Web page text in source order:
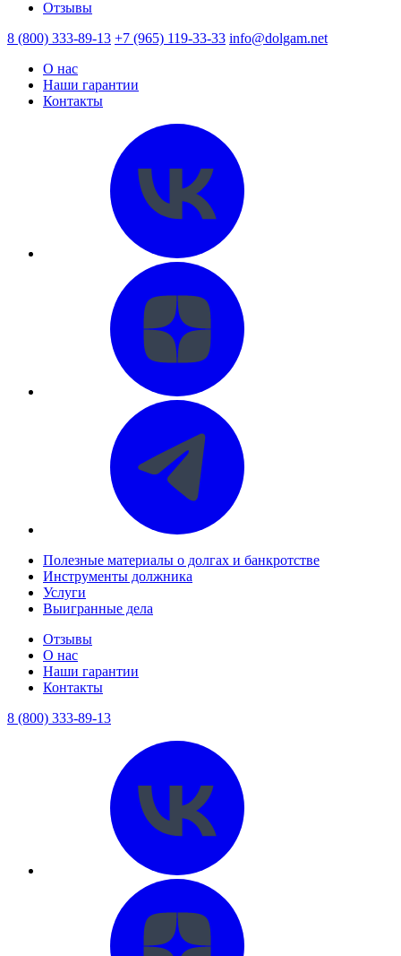
Отзывы
8 (800) 333-89-13 +7 (965) 119-33-33 info@dolgam.net
О нас
Наши гарантии
Контакты
Полезные материалы о долгах и банкротстве
Инструменты должника
Услуги
Выигранные дела
Отзывы
О нас
Наши гарантии
Контакты
8 (800) 333-89-13